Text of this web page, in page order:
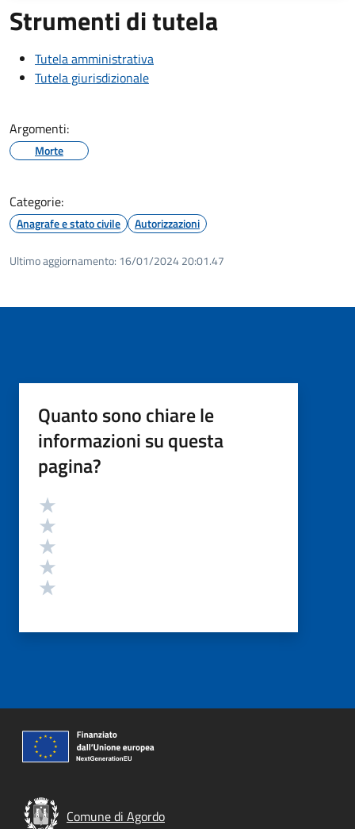
Strumenti di tutela
Tutela amministrativa
Tutela giurisdizionale
Argomenti:
Morte
Categorie:
Anagrafe e stato civile Autorizzazioni
Ultimo aggiornamento: 16/01/2024 20:01.47
Quanto sono chiare le
informazioni su questa
pagina?
Valutazione
Comune di Agordo